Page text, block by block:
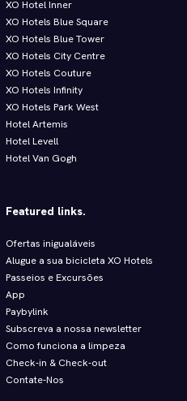
XO Hotel Inner
XO Hotels Blue Square
XO Hotels Blue Tower
XO Hotels City Centre
XO Hotels Couture
XO Hotels Infinity
XO Hotels Park West
Hotel Artemis
Hotel Levell
Hotel Van Gogh
Featured links.
Ofertas inigualáveis
Alugue a sua bicicleta XO Hotels
Passeios e Excursões
App
Paybylink
Subscreva a nossa newsletter
Como funciona a limpeza
Check‑in & Check‑out
Contate-Nos